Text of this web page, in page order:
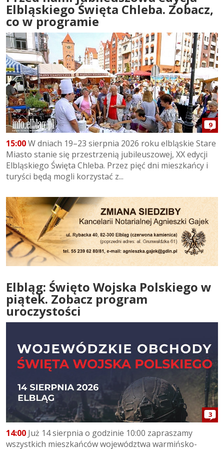
Elbląskiego Święta Chleba. Zobacz,
co w programie
9
15:00W dniach 19–23 sierpnia 2026 roku elbląskie Stare
Miasto stanie się przestrzenią jubileuszowej, XX edycji
Elbląskiego Święta Chleba. Przez pięć dni mieszkańcy i
turyści będą mogli korzystać z...
Elbląg: Święto Wojska Polskiego w
piątek. Zobacz program
uroczystości
3
14:00 Już 14 sierpnia o godzinie 10:00 zapraszamy
wszystkich mieszkańców województwa warmińsko-